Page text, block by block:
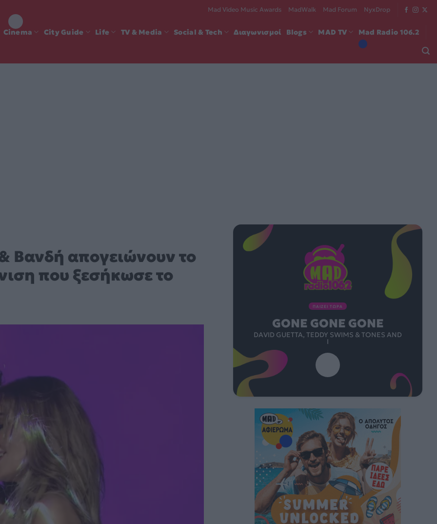
Mad Video Music Awards MadWalk Mad Forum NyxDrop
Cinema City Guide Life TV & Media Social & Tech Διαγωνισμοί Blogs MAD TV Mad Radio 106.2
Βανδή απογειώνουν το
που ξεσήκωσε το
ΠΑΙΖΕΙ ΤΩΡΑ
GONE GONE GONE
DAVID GUETTA, TEDDY SWIMS & TONES AND
I